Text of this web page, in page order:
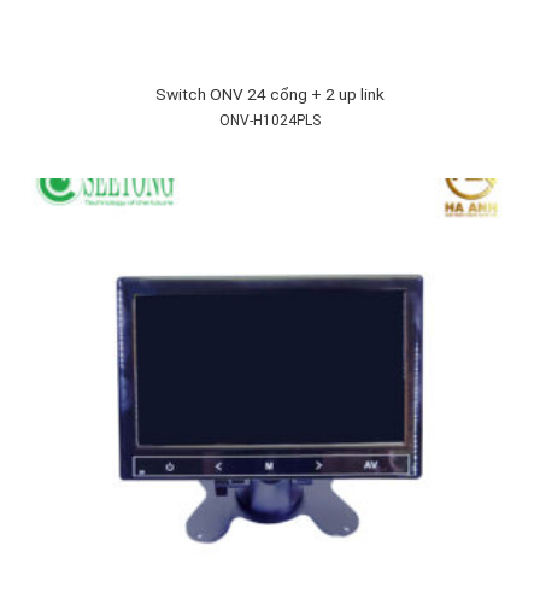
Switch ONV 24 cổng + 2 up link
ONV-H1024PLS